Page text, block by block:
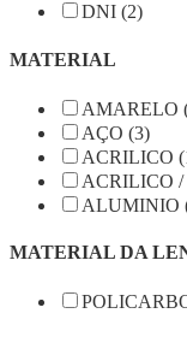
DNI (2)
MATERIAL
AMARELO
AÇO (3)
ACRILICO
ACRILICO
ALUMINIO
MATERIAL DA